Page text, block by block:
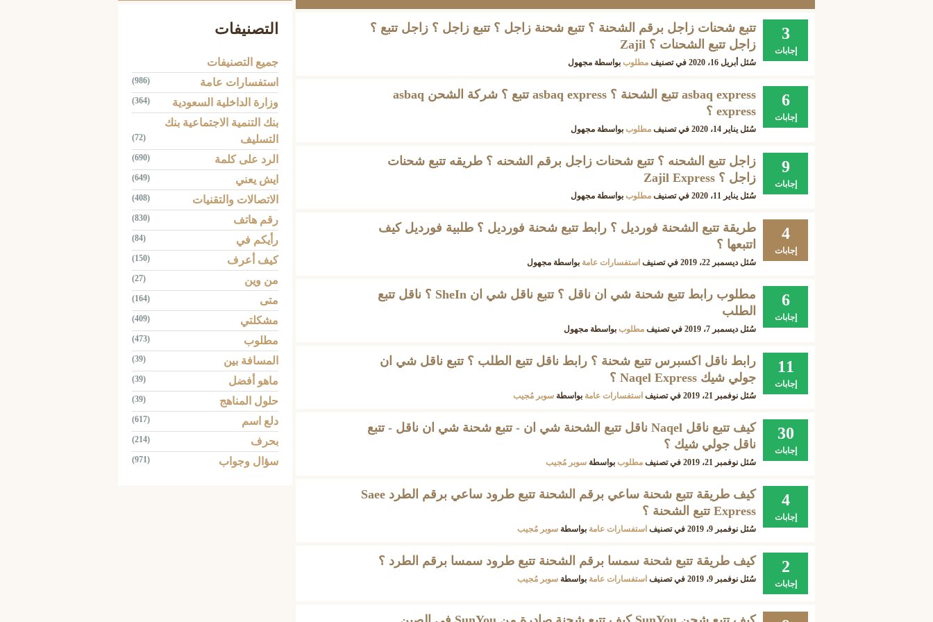
3
إجابات
تتبع شحنات زاجل برقم الشحنة ؟ تتبع شحنة زاجل ؟ تتبع زاجل ؟ زاجل تتبع ؟
زاجل تتبع الشحنات ؟ Zajil
سُئل أبريل 16، 2020 في تصنيف مطلوب بواسطة مجهول
6
إجابات
asbaq express تتبع الشحنة ؟ asbaq express تتبع ؟ شركة الشحن asbaq
express ؟
سُئل يناير 14، 2020 في تصنيف مطلوب بواسطة مجهول
9
إجابات
زاجل تتبع الشحنه ؟ تتبع شحنات زاجل برقم الشحنه ؟ طريقه تتبع شحنات
زاجل ؟ Zajil Express
سُئل يناير 11، 2020 في تصنيف مطلوب بواسطة مجهول
4
إجابات
طريقة تتبع الشحنة فورديل ؟ رابط تتبع شحنة فورديل ؟ طلبية فورديل كيف
اتتبعها ؟
سُئل ديسمبر 22، 2019 في تصنيف استفسارات عامة بواسطة مجهول
6
إجابات
مطلوب رابط تتبع شحنة شي ان ناقل ؟ تتبع ناقل شي ان SheIn ؟ ناقل تتبع
الطلب
سُئل ديسمبر 7، 2019 في تصنيف مطلوب بواسطة مجهول
11
إجابات
رابط ناقل اكسبرس تتبع شحنة ؟ رابط ناقل تتبع الطلب ؟ تتبع ناقل شي ان
جولي شيك Naqel Express ؟
سُئل نوفمبر 21، 2019 في تصنيف استفسارات عامة بواسطة سوبر مُجيب
30
إجابات
كيف تتبع ناقل Naqel ناقل تتبع الشحنة شي ان - تتبع شحنة شي ان ناقل - تتبع
ناقل جولي شيك ؟
سُئل نوفمبر 21، 2019 في تصنيف مطلوب بواسطة سوبر مُجيب
4
إجابات
كيف طريقة تتبع شحنة ساعي برقم الشحنة تتبع طرود ساعي برقم الطرد Saee
Express تتبع الشحنة ؟
سُئل نوفمبر 9، 2019 في تصنيف استفسارات عامة بواسطة سوبر مُجيب
2
إجابات
كيف طريقة تتبع شحنة سمسا برقم الشحنة تتبع طرود سمسا برقم الطرد ؟
سُئل نوفمبر 9، 2019 في تصنيف استفسارات عامة بواسطة سوبر مُجيب
التصنيفات
جميع التصنيفات
استفسارات عامة
(986)
وزارة الداخلية السعودية (364)
بنك التنمية الاجتماعية بنك
التسليف
(72)
الرد على كلمة (690)
ايش يعني (649)
الاتصالات والتقنيات (408)
رقم هاتف (830)
رأيكم في (84)
كيف أعرف (150)
من وين (27)
متى (164)
مشكلتي (409)
مطلوب (473)
المسافة بين (39)
ماهو أفضل (39)
حلول المناهج (39)
دلع اسم (617)
بحرف (214)
سؤال وجواب (971)